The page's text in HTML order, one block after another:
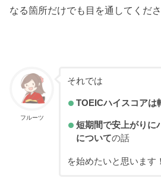
なる箇所だけでも目を通してくだ
フルーツ
それでは
TOEICハイスコアは
短期間で安上がりに
についての話
を始めたいと思います！